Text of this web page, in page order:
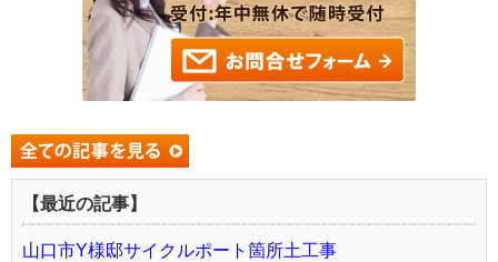
【最近の記事】
山口市Y様邸サイクルポート箇所土工事